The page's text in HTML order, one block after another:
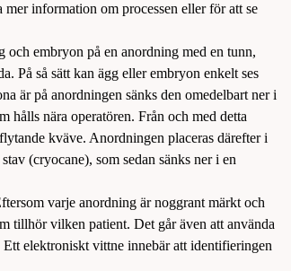
information om processen eller för att se
och embryon på en anordning med en tunn,
På så sätt kan ägg eller embryon enkelt ses
är på anordningen sänks den omedelbart ner i
hålls nära operatören. Från och med detta
kväve. Anordningen placeras därefter i
(cryocane), som sedan sänks ner i en
varje anordning är noggrant märkt och
tillhör vilken patient. Det går även att använda
elektroniskt vittne innebär att identifieringen